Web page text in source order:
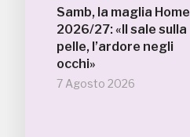
Samb, la maglia Home
2026/27: «Il sale sulla
pelle, l’ardore negli
occhi»
7 Agosto 2026